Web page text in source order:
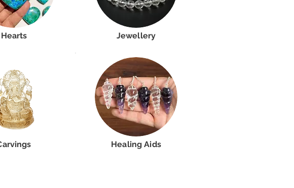
Hearts Jewellery
Healing Aids